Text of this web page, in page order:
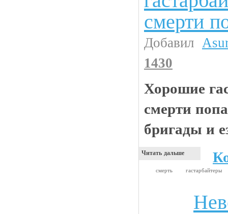
смерти
Добавил
1430
Хорошие
смерти
бригады и
Читать дальше
смерть гастарбайтеры